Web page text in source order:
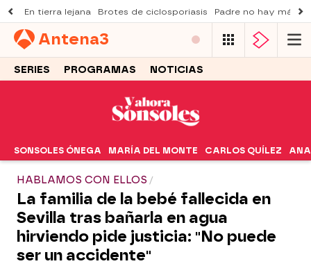
En tierra lejana Brotes de ciclosporiasis Padre no hay más
Antena3
SERIES PROGRAMAS NOTICIAS
SONSOLES ÓNEGA MARÍA DEL MONTE CARLOS QUÍLEZ ANA
HABLAMOS CON ELLOS
La familia de la bebé fallecida en
Sevilla tras bañarla en agua
hirviendo pide justicia: "No puede
ser un accidente"